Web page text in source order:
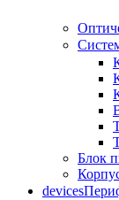
Блок
devices